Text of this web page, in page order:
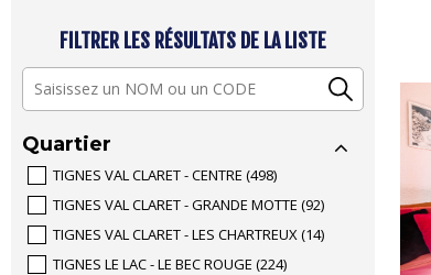
FILTRER LES RÉSULTATS DE LA LISTE
Quartier
TIGNES VAL CLARET - CENTRE (498)
TIGNES VAL CLARET - GRANDE MOTTE (92)
TIGNES VAL CLARET - LES CHARTREUX(14)
TIGNES LE LAC - LE BEC ROUGE (224)